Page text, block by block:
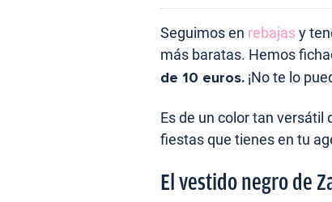
Seguimos en rebajasy
más baratas. Hemos
de 10 euros. ¡No te lo
Es de un color tan
fiestas que tienes en tu
El vestido negro de